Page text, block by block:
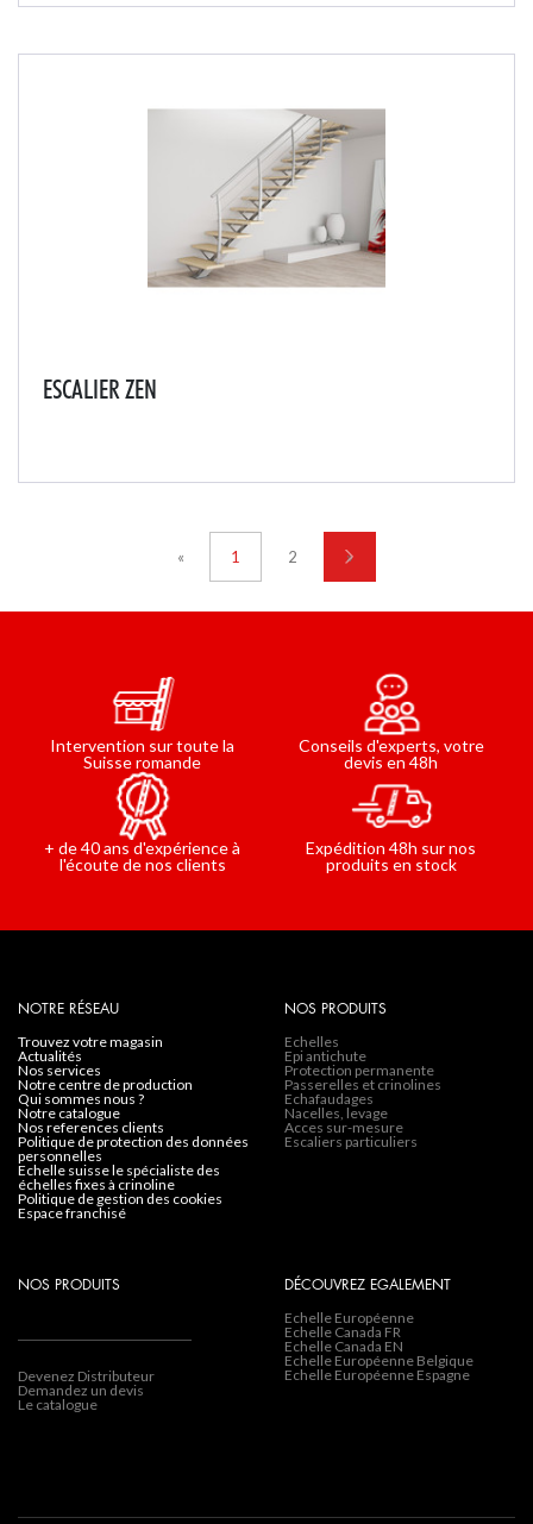
ESCALIER ZEN
« 1 2 »
Intervention sur toute la
Suisse romande
Conseils d'experts, votre
devis en 48h
+ de 40 ans d'expérience à
l'écoute de nos clients
Expédition 48h sur nos
produits en stock
NOTRE RÉSEAU
trouvez votre magasin
actualités
nos services
notre centre de production
qui sommes nous ?
notre catalogue
nos references clients
politique de protection des données
personnelles
echelle suisse le spécialiste des
échelles fixes à crinoline
politique de gestion des cookies
espace franchisé
NOS PRODUITS
Echelles
Epi antichute
Protection permanente
Passerelles et crinolines
Echafaudages
Nacelles, levage
Acces sur-mesure
Escaliers particuliers
NOS PRODUITS
Devenez Distributeur
Demandez un devis
Le catalogue
DÉCOUVREZ EGALEMENT
Echelle Européenne
Echelle Canada FR
Echelle Canada EN
Echelle Européenne Belgique
Echelle Européenne Espagne